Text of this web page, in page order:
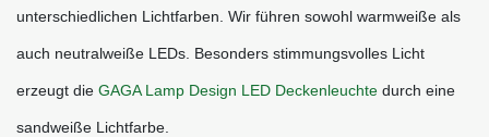
unterschiedlichen Lichtfarben. Wir führen sowohl warmweiße als
auch neutralweiße LEDs. Besonders stimmungsvolles Licht
erzeugt die GAGA Lamp Design LED Deckenleuchte durch eine
sandweiße Lichtfarbe.